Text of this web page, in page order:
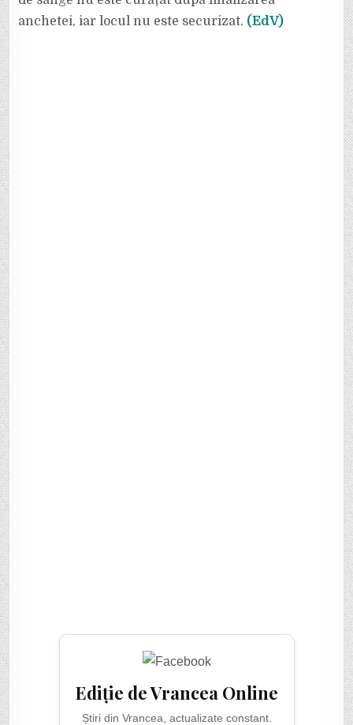
anchetei, iar locul nu este securizat. (EdV)
Ediție de Vrancea Online
Știri din Vrancea, actualizate constant.